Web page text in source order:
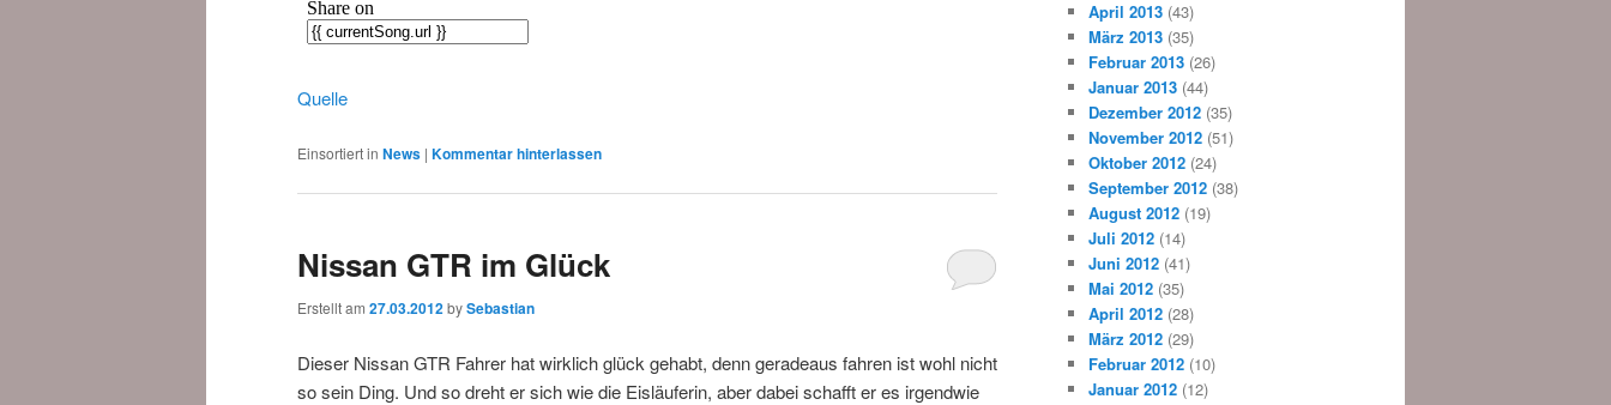
Quelle
Einsortiert in News | Kommentar hinterlassen
Nissan GTR im Glück
Erstellt am 27.03.2012bySebastian
Dieser Nissan GTR Fahrer hat wirklich glück gehabt, denn geradeaus fahren ist wohl nicht
so sein Ding. Und so dreht er sich wie die Eisläuferin, aber dabei schafft er es irgendwie
April 2013 (43)
März 2013 (35)
Februar 2013 (26)
Januar 2013 (44)
Dezember 2012 (35)
November 2012 (51)
Oktober 2012 (24)
September 2012 (38)
August 2012 (19)
Juli 2012 (14)
Juni 2012 (41)
Mai 2012 (35)
April 2012 (28)
März 2012 (29)
Februar 2012 (10)
Januar 2012 (12)